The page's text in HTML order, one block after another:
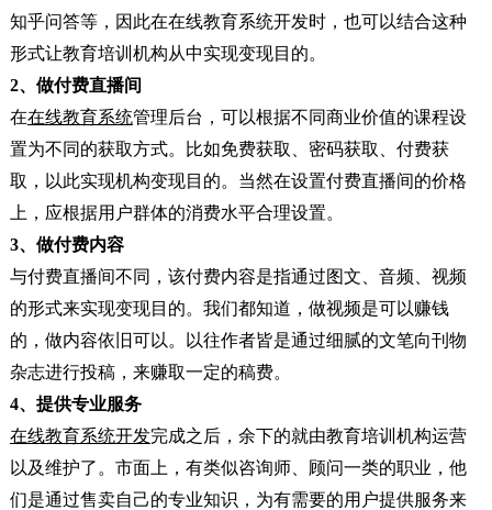
知乎问答等，因此在在线教育系统开发时，也可以结合这种
形式让教育培训机构从中实现变现目的。
2、做付费直播间
在在线教育系统管理后台，可以根据不同商业价值的课程设
置为不同的获取方式。比如免费获取、密码获取、付费获
取，以此实现机构变现目的。当然在设置付费直播间的价格
上，应根据用户群体的消费水平合理设置。
3、做付费内容
与付费直播间不同，该付费内容是指通过图文、音频、视频
的形式来实现变现目的。我们都知道，做视频是可以赚钱
的，做内容依旧可以。以往作者皆是通过细腻的文笔向刊物
杂志进行投稿，来赚取一定的稿费。
4、提供专业服务
在线教育系统开发完成之后，余下的就由教育培训机构运营
以及维护了。市面上，有类似咨询师、顾问一类的职业，他
们是通过售卖自己的专业知识，为有需要的用户提供服务来